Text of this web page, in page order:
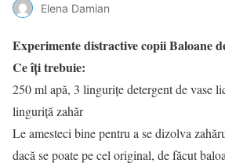
Elena Damian
Experimente distractive copii Baloane
Ce îți trebuie:
250 ml apă, 3 lingurițe detergent de vase
linguriță zahăr
Le amesteci bine pentru a se dizolva
dacă se poate pe cel original, de făcut